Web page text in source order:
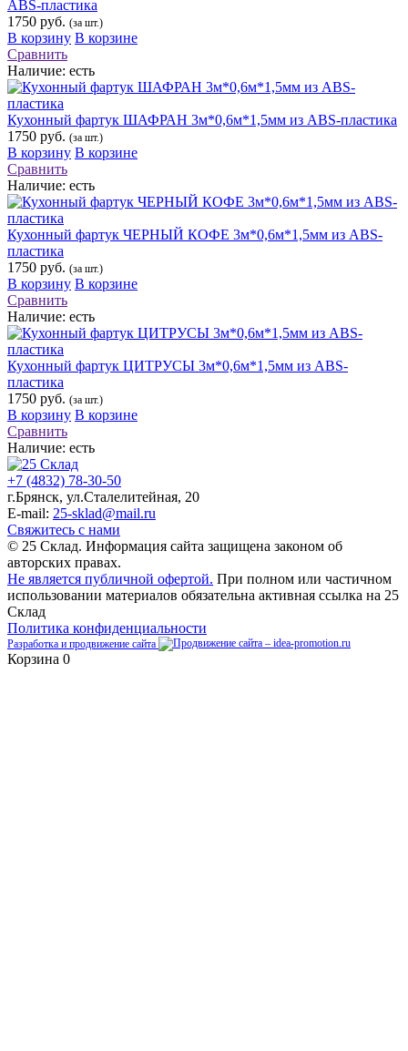
ABS-пластика
1750 руб. (за шт.)
В корзину В корзине
Сравнить
Наличие: есть
Кухонный фартук ШАФРАН 3м*0,6м*1,5мм из ABS-пластика
1750 руб. (за шт.)
В корзину В корзине
Сравнить
Наличие: есть
Кухонный фартук ЧЕРНЫЙ КОФЕ 3м*0,6м*1,5мм из ABS-
пластика
1750 руб. (за шт.)
В корзину В корзине
Сравнить
Наличие: есть
Кухонный фартук ЦИТРУСЫ 3м*0,6м*1,5мм из ABS-
пластика
1750 руб. (за шт.)
В корзину В корзине
Сравнить
Наличие: есть
+7 (4832) 78-30-50
г.Брянск, ул.Сталелитейная, 20
E-mail: 25-sklad@mail.ru
Свяжитесь с нами
© 25 Склад. Информация сайта защищена законом об
авторских правах.
Не является публичной офертой. При полном или частичном
использовании материалов обязательна активная ссылка на 25
Склад
Политика конфиденциальности
Разработка и продвижение сайта
Корзина 0